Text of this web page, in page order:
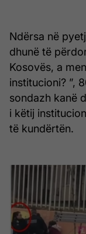
Ndërsa në
dhunë të
Kosovës, a
institucioni? ”,
sondazh kanë
i këtij
të kundërtën.